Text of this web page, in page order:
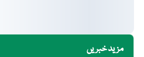
مزید خبریں